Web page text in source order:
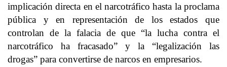
implicación directa en el narcotráfico hasta la proclama
pública y en representación de los estados que
controlan de la falacia de que “la lucha contra el
narcotráfico ha fracasado” y la “legalización las
drogas” para convertirse de narcos en empresarios.